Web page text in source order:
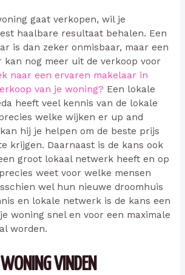
gaat verkopen, wil je
haalbare resultaat behalen. Een
is dan zeker onmisbaar, maar een
kan nog meer uit de verkoop voor
naar een ervaren makelaar in
van je woning?Een lokale
heeft veel kennis van de lokale
welke wijken er up and
hij je helpen om de beste prijs
krijgen. Daarnaast is de kans ook
groot lokaal netwerk heeft en op
weet voor welke mensen
wel hun nieuwe droomhuis
en lokale netwerk is de kans een
woning snel en voor een maximale
worden.
VINDEN